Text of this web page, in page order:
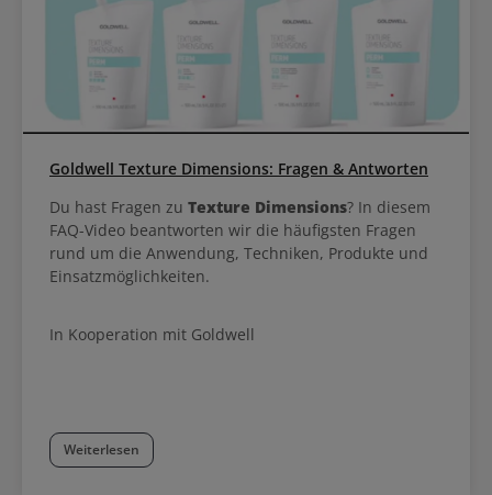
Goldwell Texture Dimensions: Fragen & Antworten
Du hast Fragen zu Texture Dimensions? In diesem
FAQ-Video beantworten wir die häufigsten Fragen
rund um die Anwendung, Techniken, Produkte und
Einsatzmöglichkeiten.
In Kooperation mit Goldwell
Weiterlesen